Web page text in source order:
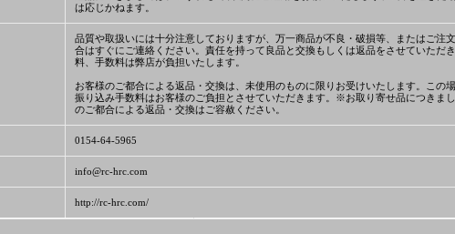
は応じかねます。
品質や取扱いには十分注意しておりますが、万一商品が不良・破損等、またはご注
合はすぐにご連絡ください。責任を持って良品と交換もしくは返品をさせていただ
料、手数料は弊店が負担いたします。
お客様のご都合による返品・交換は、未使用のものに限りお受けいたします。この
振り込み手数料はお客様のご負担とさせていただきます。※お取り寄せ品につきま
のご都合による返品・交換はご容赦ください。
0154-64-5965
info@rc-hrc.com
http://rc-hrc.com/